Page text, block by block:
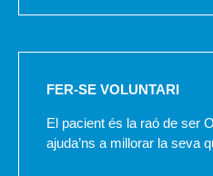
FER-SE VOLUNTARI
El pacient és la raó de ser
ajuda’ns a millorar la seva